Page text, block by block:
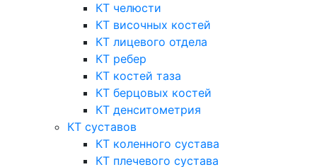
КТ челюсти
КТ височных костей
КТ лицевого отдела
КТ ребер
КТ костей таза
КТ берцовых костей
КТ денситометрия
КТ суставов
КТ коленного сустава
КТ плечевого сустава